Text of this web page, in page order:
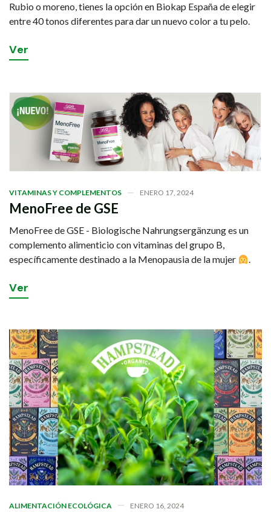
Rubio o moreno, tienes la opción en Biokap España de elegir
entre 40 tonos diferentes para dar un nuevo color a tu pelo.
Ver
VITAMINAS Y COMPLEMENTOS ENERO 17, 2024
MenoFree de GSE
MenoFree de GSE - Biologische Nahrungsergänzung es un
complemento alimenticio con vitaminas del grupo B,
específicamente destinado a la Menopausia de la mujer
.
Ver
ALIMENTACIÓN ECOLÓGICA ENERO 16, 2024